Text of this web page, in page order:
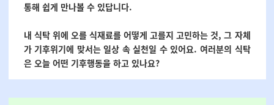
통해 쉽게 만나볼 수 있답니다.
내 식탁 위에 오를 식재료를 어떻게 고를지 고민하는 것, 그 자체
가 기후위기에 맞서는 일상 속 실천일 수 있어요. 여러분의 식탁
은 오늘 어떤 기후행동을 하고 있나요?